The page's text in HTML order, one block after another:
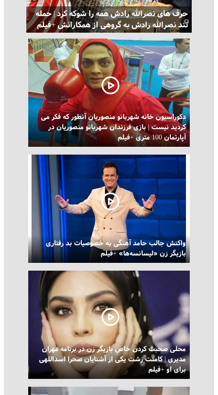
حرف های نصرالله رادش همه را شوکه کرد | ‌حمله
تند نصرالله رادش به گروهی از همکارانش +فیلم
دکوراسیون خانه شهربانو منصوریان آنطور که فکر می
کردید نیست | بازی فرزندان شهربانو منصوریان در
آپارتمان 100 متری +فیلم
واکنش جالب حامد آهنگی به خصوصیات بد رفتاری
بازیگر زن «لیسانسه‌ها» +فیلم
محلی صحبت کردن خاصِ بازیگر زن در برنامه مهران
مدیری | کامنت زشت یکی از آشنایان صحرا اسداللهی
برای او +فیلم